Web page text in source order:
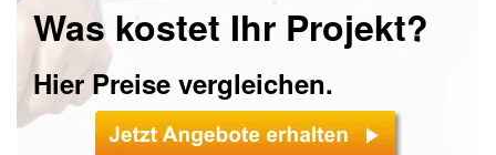
Was kostet Ihr Projekt?
Hier Preise vergleichen.